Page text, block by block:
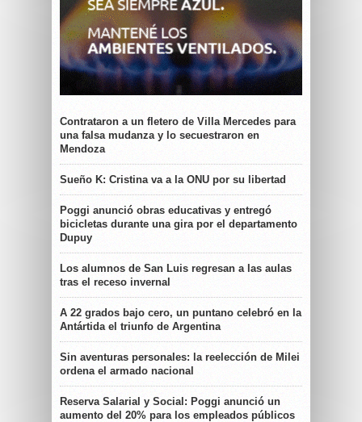
Contrataron a un fletero de Villa Mercedes para
una falsa mudanza y lo secuestraron en
Mendoza
Sueño K: Cristina va a la ONU por su libertad
Poggi anunció obras educativas y entregó
bicicletas durante una gira por el departamento
Dupuy
Los alumnos de San Luis regresan a las aulas
tras el receso invernal
A 22 grados bajo cero, un puntano celebró en la
Antártida el triunfo de Argentina
Sin aventuras personales: la reelección de Milei
ordena el armado nacional
Reserva Salarial y Social: Poggi anunció un
aumento del 20% para los empleados públicos